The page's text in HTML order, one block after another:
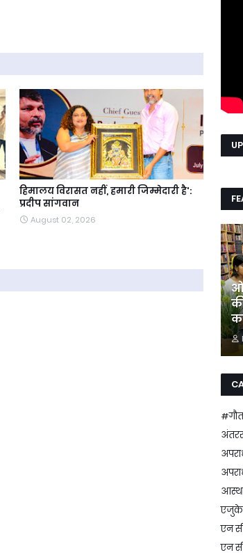
हिमालय विरासत नहीं, हमारी जिम्मेदारी है':
प्रदीप सांगवान
August 02, 2026
एन
एन